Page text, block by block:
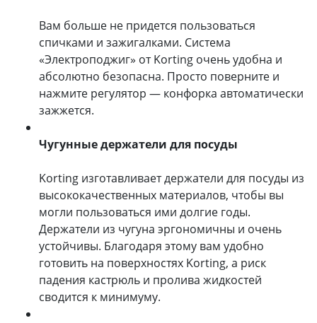
Вам больше не придется пользоваться
спичками и зажигалками. Система
«Электроподжиг» от Korting очень удобна и
абсолютно безопасна. Просто поверните и
нажмите регулятор — конфорка автоматически
зажжется.
Чугунные держатели для посуды
Korting изготавливает держатели для посуды из
высококачественных материалов, чтобы вы
могли пользоваться ими долгие годы.
Держатели из чугуна эргономичны и очень
устойчивы. Благодаря этому вам удобно
готовить на поверхностях Korting, а риск
падения кастрюль и пролива жидкостей
сводится к минимуму.